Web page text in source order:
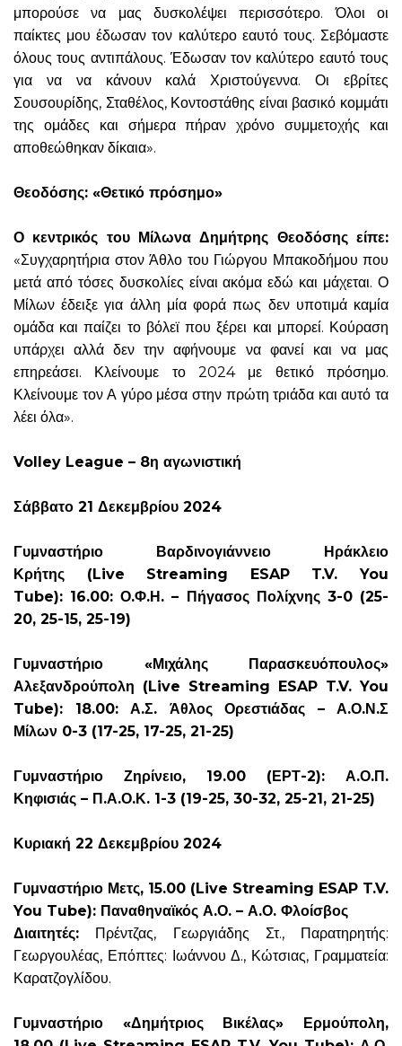
μπορούσε να μας δυσκολέψει περισσότερο. Όλοι οι
παίκτες μου έδωσαν τον καλύτερο εαυτό τους. Σεβόμαστε
όλους τους αντιπάλους. Έδωσαν τον καλύτερο εαυτό τους
για να να κάνουν καλά Χριστούγεννα. Οι εβρίτες
Σουσουρίδης, Σταθέλος, Κοντοστάθης είναι βασικό κομμάτι
της ομάδες και σήμερα πήραν χρόνο συμμετοχής και
αποθεώθηκαν δίκαια».
Θεοδόσης: «Θετικό πρόσημο»
Ο κεντρικός του Μίλωνα Δημήτρης Θεοδόσης είπε:
«Συγχαρητήρια στον Άθλο του Γιώργου Μπακοδήμου που
μετά από τόσες δυσκολίες είναι ακόμα εδώ και μάχεται. Ο
Μίλων έδειξε για άλλη μία φορά πως δεν υποτιμά καμία
ομάδα και παίζει το βόλεϊ που ξέρει και μπορεί. Κούραση
υπάρχει αλλά δεν την αφήνουμε να φανεί και να μας
επηρεάσει. Κλείνουμε το 2024 με θετικό πρόσημο.
Κλείνουμε τον Α γύρο μέσα στην πρώτη τριάδα και αυτό τα
λέει όλα».
Volley League – 8η αγωνιστική
Σάββατο 21 Δεκεμβρίου 2024
Γυμναστήριο Βαρδινογιάννειο Ηράκλειο
Κρήτης (Live Streaming ESAP T.V. You
Tube): 16.00: Ο.Φ.Η. – Πήγασος Πολίχνης 3-0 (25-
20, 25-15, 25-19)
Γυμναστήριο «Μιχάλης Παρασκευόπουλος»
Αλεξανδρούπολη (Live Streaming ESAP T.V. You
Tube): 18.00: Α.Σ. Άθλος Ορεστιάδας – Α.Ο.Ν.Σ
Μίλων 0-3 (17-25, 17-25, 21-25)
Γυμναστήριο Ζηρίνειο, 19.00 (ΕΡΤ-2): Α.Ο.Π.
Κηφισιάς – Π.Α.Ο.Κ. 1-3 (19-25, 30-32, 25-21, 21-25)
Κυριακή 22 Δεκεμβρίου 2024
Γυμναστήριο Μετς, 15.00 (Live Streaming ESAP T.V.
You Tube): Παναθηναϊκός Α.Ο. – Α.Ο. Φλοίσβος
Διαιτητές: Πρέντζας, Γεωργιάδης Στ., Παρατηρητής:
Γεωργουλέας, Επόπτες: Ιωάννου Δ., Κώτσιας, Γραμματεία:
Καρατζογλίδου.
Γυμναστήριο «Δημήτριος Βικέλας» Ερμούπολη,